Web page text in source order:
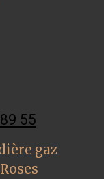
55
gaz